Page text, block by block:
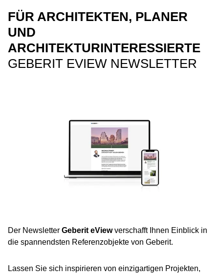
FÜR ARCHITEKTEN, PLANER
UND
ARCHITEKTURINTERESSIERTE
GEBERIT EVIEW NEWSLETTER
Der Newsletter Geberit eViewverschafft Ihnen Einblick in
die spannendsten Referenzobjekte von Geberit.
Lassen Sie sich inspirieren von einzigartigen Projekten,